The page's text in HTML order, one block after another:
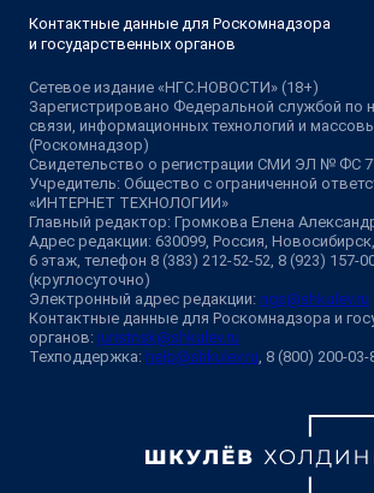
Контактные данные для Роскомнадзора
и государственных органов
Сетевое издание «НГС.НОВОСТИ» (18+)
Зарегистрировано Федеральной службой по
связи, информационных технологий и
(Роскомнадзор)
Свидетельство о регистрации СМИ ЭЛ № ФС
Учредитель: Общество с ограниченной
«ИНТЕРНЕТ ТЕХНОЛОГИИ»
Главный редактор: Громкова Елена
Адрес редакции: 630099, Россия,
6 этаж, телефон 8 (383) 212-52-52, 8 (923) 157-
(круглосуточно)
Электронный адрес редакции: ngs@shkulev.ru
Контактные данные для Роскомнадзора и
органов: juristnsk@shkulev.ru
Техподдержка: help@shkulev.ru, 8 (800) 200-